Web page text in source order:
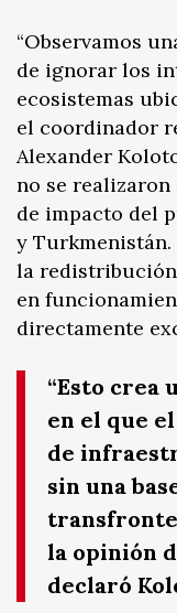
“Observamos
de ignorar los
ecosistemas
el coordinador
Alexander
no se realizaron
de impacto del
y
la
en
directamente
“Esto crea
en el que
de
sin una
la opinión
declaró